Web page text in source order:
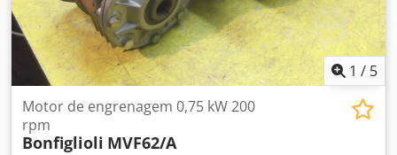
1 / 5
Motor de engrenagem 0,75 kW 200
rpm
Bonfiglioli MVF62/A